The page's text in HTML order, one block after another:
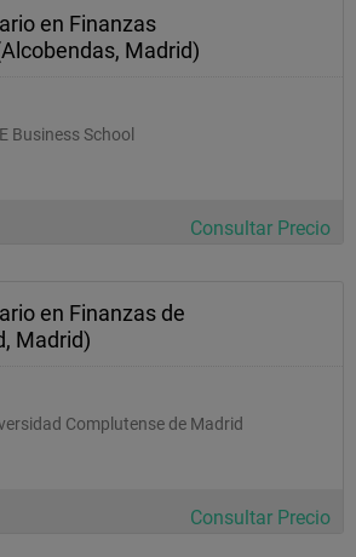
en Finanzas
Madrid)
Business School
Consultar Precio
en Finanzas de
Madrid)
Complutense de Madrid
Consultar Precio